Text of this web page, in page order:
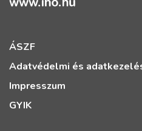
ÁSZF
Adatvédelmi és
Impresszum
GYIK